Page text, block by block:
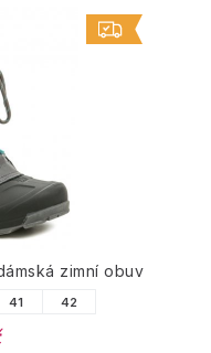
zimní obuv
41 42